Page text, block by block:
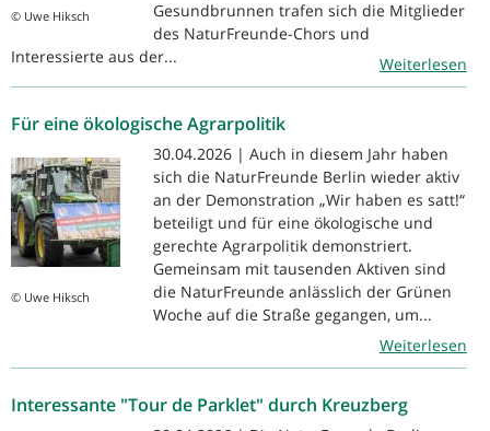
© Uwe Hiksch
Gesundbrunnen trafen sich die Mitglieder
des NaturFreunde-Chors und
Interessierte aus der...
Weiterlesen
Für eine ökologische Agrarpolitik
© Uwe Hiksch
30.04.2026 | Auch in diesem Jahr haben
sich die NaturFreunde Berlin wieder aktiv
an der Demonstration „Wir haben es satt!“
beteiligt und für eine ökologische und
gerechte Agrarpolitik demonstriert.
Gemeinsam mit tausenden Aktiven sind
die NaturFreunde anlässlich der Grünen
Woche auf die Straße gegangen, um...
Weiterlesen
Interessante "Tour de Parklet" durch Kreuzberg